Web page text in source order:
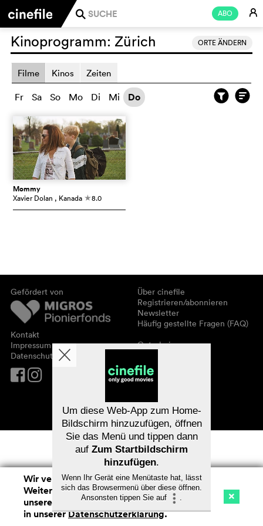
ABO E
j
Kino Streaming Watchlist (
ORTE ÄNDERN
Kinoprogramm: Zürich
Filme Kinos Zeiten
Fr Sa So Mo Di Mi Do
Mommy
Xavier Dolan , Kanada c8.0
Gefördert von
Kontakt
Impressum
Datenschutz
Über cinefile
Registrieren/abonnieren
Newsletter
Häufig gestellte Fragen (FAQ)
Gutscheine
Wir verwenden Cookies. Mit dem
Weitersurfen auf cinefile.ch stimmen Sie
unserer Cookie-Nutzung zu. Mehr Infos
in unsererDatenschutzerklärung.
Um diese Web-App zum Home-
Bildschirm hinzuzufügen, öffnen
Sie das Menü und tippen dann
auf Zum Startbildschirm
hinzufügen.
Wenn Ihr Gerät eine Menütaste hat, lässt
sich das Browsermenü über diese öffnen.
Ansonsten tippen Sie auf
.